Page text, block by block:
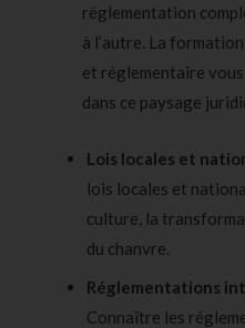
réglementation
à l’autre. La
et réglementaire
dans ce paysage
Lois locales et
lois locales et
culture, la
du chanvre.
Réglementations
Connaître les